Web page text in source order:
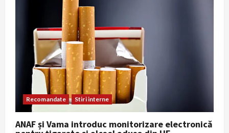
Recomandate Stiri interne
ANAF și Vama introduc monitorizare electronică